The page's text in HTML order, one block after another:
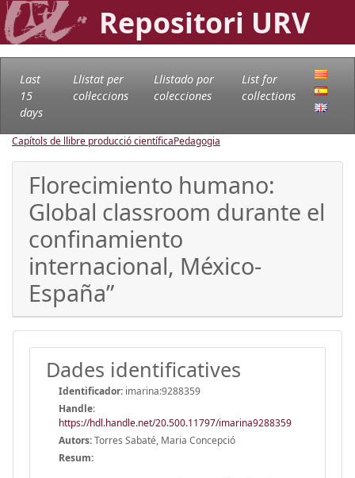
Repositori URV
Last
15
days
Llistat per
col·leccions
Llistado por
colecciones
List for
collections
Capítols de llibre producció científicaPedagogia
Florecimiento humano:
Global classroom durante el
confinamiento
internacional, México-
España”
Dades identificatives
Identificador: imarina:9288359
Handle:
https://hdl.handle.net/20.500.11797/imarina9288359
Autors:Torres Sabaté, Maria Concepció
Resum: